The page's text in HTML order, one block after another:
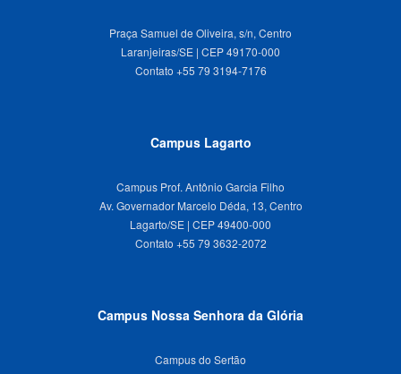
Praça Samuel de Oliveira, s/n, Centro
Laranjeiras/SE | CEP 49170-000
Campus Lagarto
Campus Prof. Antônio Garcia Filho
Av. Governador Marcelo Déda, 13, Centro
Lagarto/SE | CEP 49400-000
Campus Nossa Senhora da Glória
Campus do Sertão